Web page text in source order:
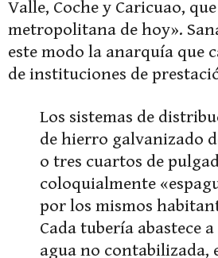
Valle, Coche y Caricuao,
metropolitana de hoy».
este modo la anarquía que
de instituciones de
Los sistemas de
de hierro galvanizado
o tres cuartos de
coloquialmente
por los mismos
Cada tubería abastece
agua no contabilizada,